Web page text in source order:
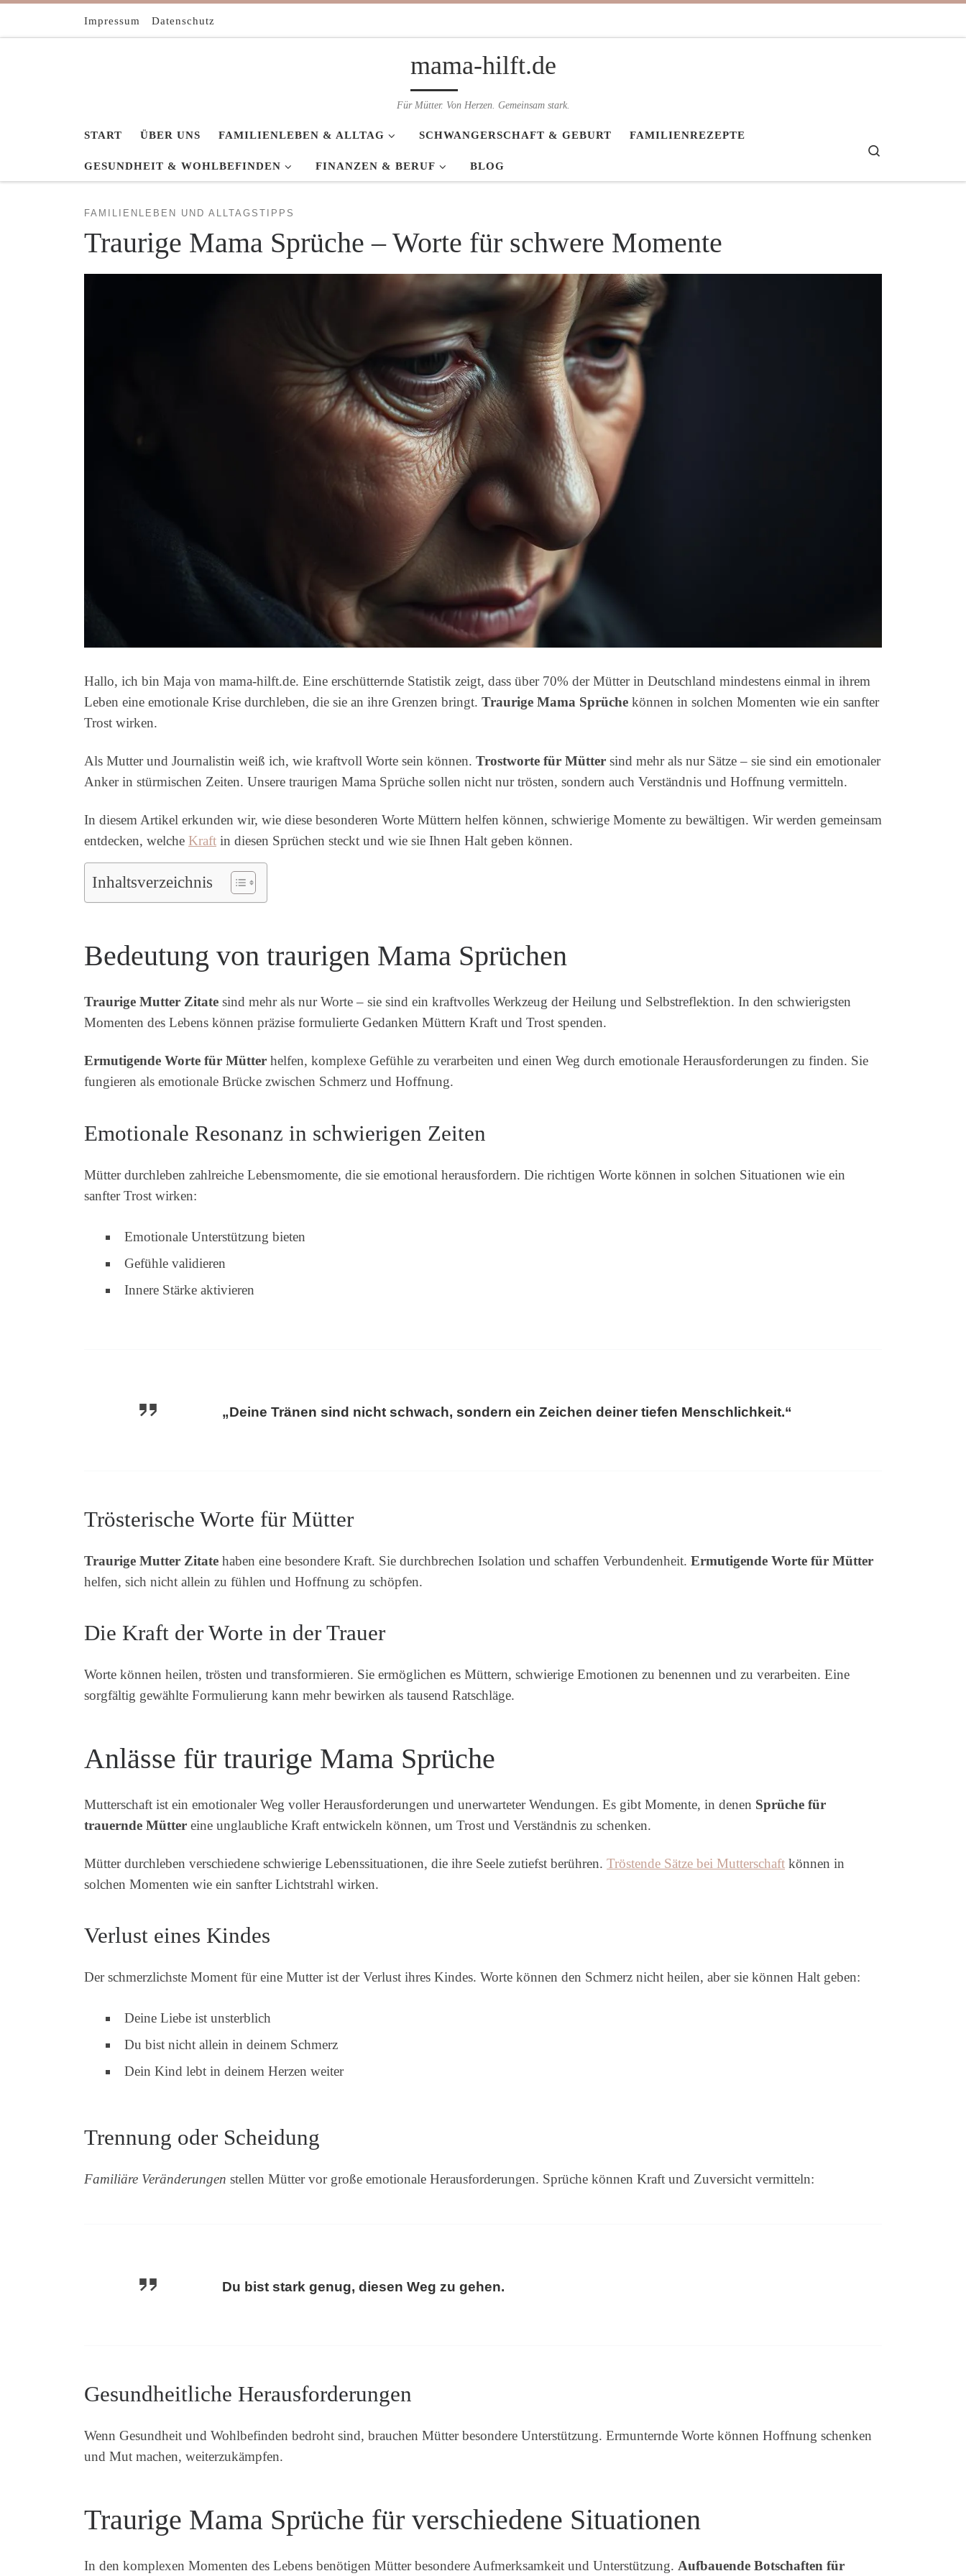
Zum Inhalt springen
Impressum Datenschutz
mama-hilft.de
Für Mütter. Von Herzen. Gemeinsam stark.
START ÜBER UNS FAMILIENLEBEN & ALLTAG SCHWANGERSCHAFT & GEBURT FAMILIENREZEPTE
GESUNDHEIT & WOHLBEFINDEN FINANZEN & BERUF BLOG
FAMILIENLEBEN UND ALLTAGSTIPPS
Traurige Mama Sprüche – Worte für schwere Momente
Hallo, ich bin Maja von mama-hilft.de. Eine erschütternde Statistik zeigt, dass über 70% der Mütter in Deutschland mindestens einmal in ihrem
Leben eine emotionale Krise durchleben, die sie an ihre Grenzen bringt. Traurige Mama Sprüche können in solchen Momenten wie ein sanfter
Trost wirken.
Als Mutter und Journalistin weiß ich, wie kraftvoll Worte sein können. Trostworte für Mütter sind mehr als nur Sätze – sie sind ein emotionaler
Anker in stürmischen Zeiten. Unsere traurigen Mama Sprüche sollen nicht nur trösten, sondern auch Verständnis und Hoffnung vermitteln.
In diesem Artikel erkunden wir, wie diese besonderen Worte Müttern helfen können, schwierige Momente zu bewältigen. Wir werden gemeinsam
entdecken, welche Kraft in diesen Sprüchen steckt und wie sie Ihnen Halt geben können.
Inhaltsverzeichnis
Bedeutung von traurigen Mama Sprüchen
Traurige Mutter Zitate sind mehr als nur Worte – sie sind ein kraftvolles Werkzeug der Heilung und Selbstreflektion. In den schwierigsten
Momenten des Lebens können präzise formulierte Gedanken Müttern Kraft und Trost spenden.
Ermutigende Worte für Mütter helfen, komplexe Gefühle zu verarbeiten und einen Weg durch emotionale Herausforderungen zu finden. Sie
fungieren als emotionale Brücke zwischen Schmerz und Hoffnung.
Emotionale Resonanz in schwierigen Zeiten
Mütter durchleben zahlreiche Lebensmomente, die sie emotional herausfordern. Die richtigen Worte können in solchen Situationen wie ein
sanfter Trost wirken:
Emotionale Unterstützung bieten
Gefühle validieren
Innere Stärke aktivieren
„Deine Tränen sind nicht schwach, sondern ein Zeichen deiner tiefen Menschlichkeit.“
Trösterische Worte für Mütter
Traurige Mutter Zitate haben eine besondere Kraft. Sie durchbrechen Isolation und schaffen Verbundenheit. Ermutigende Worte für Mütter
helfen, sich nicht allein zu fühlen und Hoffnung zu schöpfen.
Die Kraft der Worte in der Trauer
Worte können heilen, trösten und transformieren. Sie ermöglichen es Müttern, schwierige Emotionen zu benennen und zu verarbeiten. Eine
sorgfältig gewählte Formulierung kann mehr bewirken als tausend Ratschläge.
Anlässe für traurige Mama Sprüche
Mutterschaft ist ein emotionaler Weg voller Herausforderungen und unerwarteter Wendungen. Es gibt Momente, in denen Sprüche für
trauernde Mütter eine unglaubliche Kraft entwickeln können, um Trost und Verständnis zu schenken.
Mütter durchleben verschiedene schwierige Lebenssituationen, die ihre Seele zutiefst berühren. Tröstende Sätze bei Mutterschaft können in
solchen Momenten wie ein sanfter Lichtstrahl wirken.
Verlust eines Kindes
Der schmerzlichste Moment für eine Mutter ist der Verlust ihres Kindes. Worte können den Schmerz nicht heilen, aber sie können Halt geben:
Deine Liebe ist unsterblich
Du bist nicht allein in deinem Schmerz
Dein Kind lebt in deinem Herzen weiter
Trennung oder Scheidung
Familiäre Veränderungen stellen Mütter vor große emotionale Herausforderungen. Sprüche können Kraft und Zuversicht vermitteln:
Du bist stark genug, diesen Weg zu gehen.
Gesundheitliche Herausforderungen
Wenn Gesundheit und Wohlbefinden bedroht sind, brauchen Mütter besondere Unterstützung. Ermunternde Worte können Hoffnung schenken
und Mut machen, weiterzukämpfen.
Traurige Mama Sprüche für verschiedene Situationen
In den komplexen Momenten des Lebens benötigen Mütter besondere Aufmerksamkeit und Unterstützung. Aufbauende Botschaften für